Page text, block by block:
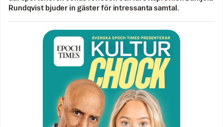
Rundqvist bjuder in gäster för intressanta samtal.